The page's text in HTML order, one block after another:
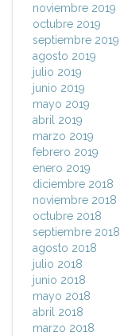
noviembre 2019
octubre 2019
septiembre 2019
agosto 2019
julio 2019
junio 2019
mayo 2019
abril 2019
marzo 2019
febrero 2019
enero 2019
diciembre 2018
noviembre 2018
octubre 2018
septiembre 2018
agosto 2018
julio 2018
junio 2018
mayo 2018
abril 2018
marzo 2018